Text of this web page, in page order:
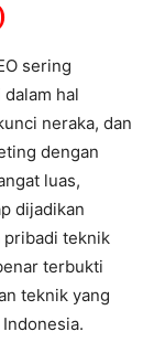
sering
hal
neraka, dan
dengan
luas,
dijadikan
pribadi teknik
terbukti
teknik yang